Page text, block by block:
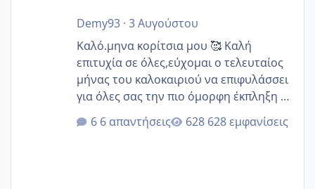
Demy93· 3 Αυγούστου
Καλό.μηνα κορίτσια μου 🥰 Καλή
επιτυχία σε όλες,εύχομαι ο τελευταίος
μήνας του καλοκαιριού να επιφυλάσσει
για όλες σας την πιο όμορφη έκπληξη 🧿
@Elk @Melikara86 @Παρασκευαιδου
@Zenia z @melitiniღ @Christi.D.
6 απαντήσεις 628 εμφανίσεις